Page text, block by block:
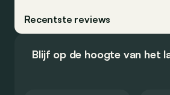
Recentste reviews
Blijf op de hoogte van het